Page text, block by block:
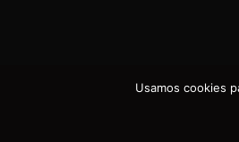
ASSECONT
Usamos cookies